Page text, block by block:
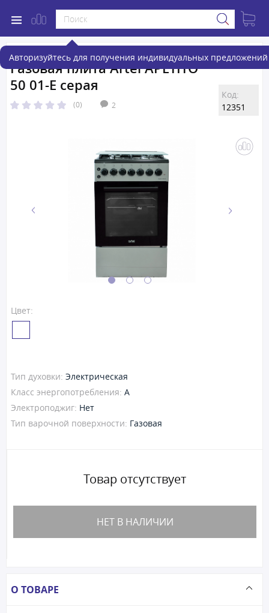
Авторизуйтесь для получения индивидуальных предложений
Газовая плита Artel APETITO
50 01-E серая
(0) 2
Код:
12351
Цвет:
Тип духовки: Электрическая
Класс энергопотребления: A
Электроподжиг: Нет
Тип варочной поверхности: Газовая
Товар отсутствует
НЕТ В НАЛИЧИИ
О ТОВАРЕ